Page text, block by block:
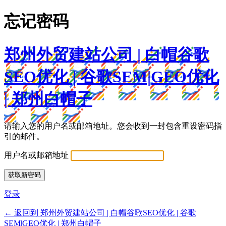
忘记密码
郑州外贸建站公司 | 白帽谷歌
SEO优化 | 谷歌SEM|GEO优化
| 郑州白帽子
请输入您的用户名或邮箱地址。您会收到一封包含重设密码指
引的邮件。
用户名或邮箱地址
登录
← 返回到 郑州外贸建站公司 | 白帽谷歌SEO优化 | 谷歌
SEM|GEO优化 | 郑州白帽子